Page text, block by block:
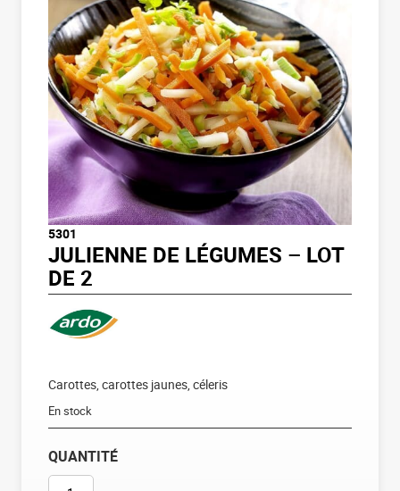
5301
JULIENNE DE LÉGUMES – LOT
DE 2
Carottes, carottes jaunes, céleris
En stock
QUANTITÉ
QUANTITÉ DE JULIENNE DE LÉGUMES - LOT DE 2